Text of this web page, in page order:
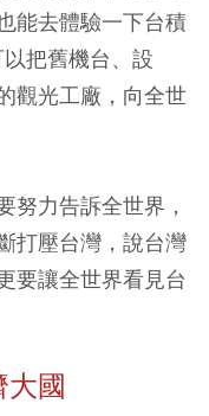
能去體驗一下台積
把舊機台、設
觀光工廠，向全世
努力告訴全世界，
打壓台灣，說台灣
要讓全世界看見台
大國